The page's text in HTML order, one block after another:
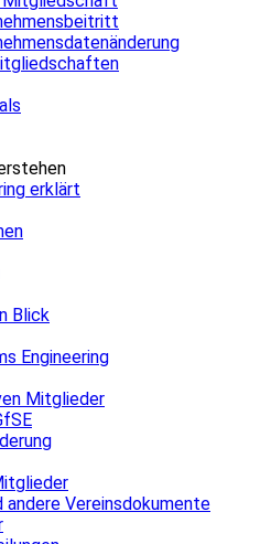
erklärt
Blick
Engineering
Mitglieder
andere Vereinsdokumente